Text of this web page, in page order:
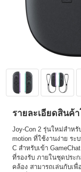
รายละเอียดสินค้
Joy-Con 2 รุ่นใหม่สำห
motion ที่ใช้งานง่าย ระ
C สำหรับเข้า
ที่รองรับ ภายในชุดประ
คล้อง สามารถเล่นกับเ